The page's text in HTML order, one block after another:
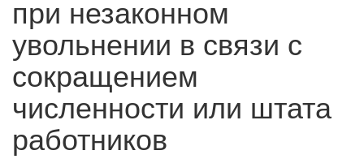
при незаконном
увольнении в связи с
сокращением
численности или штата
работников